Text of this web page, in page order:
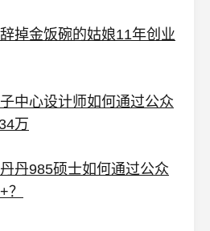
掉金饭碗的姑娘11年创业
中心设计师如何通过公众
万
丹985硕士如何通过公众